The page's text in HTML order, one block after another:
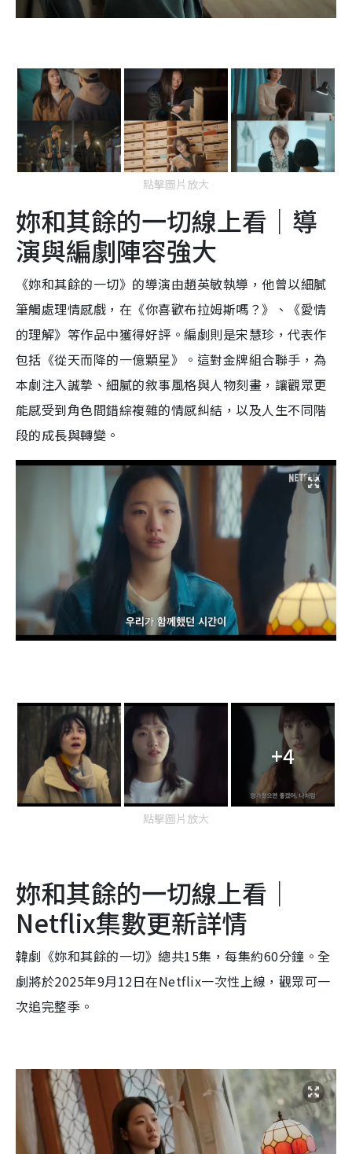
點擊圖片放大
妳和其餘的一切線上看｜導
演與編劇陣容強大
《妳和其餘的一切》的導演由趙英敏執導，他曾以細膩
筆觸處理情感戲，在《你喜歡布拉姆斯嗎？》、《愛情
的理解》等作品中獲得好評。編劇則是宋慧珍，代表作
包括《從天而降的一億顆星》。這對金牌組合聯手，為
本劇注入誠摯、細膩的敘事風格與人物刻畫，讓觀眾更
能感受到角色間錯綜複雜的情感糾結，以及人生不同階
段的成長與轉變。
+4
點擊圖片放大
妳和其餘的一切線上看｜
Netflix集數更新詳情
韓劇《妳和其餘的一切》總共15集，每集約60分鐘。全
劇將於2025年9月12日在Netflix一次性上線，觀眾可一
次追完整季。